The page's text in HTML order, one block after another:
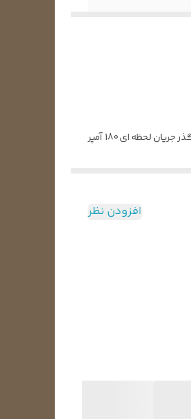
کنتاکتور کولر گازی 30 آمپر 3 پل برند OG COOL ، یک کنتاکتور با تیغه های تماما ساخته شده از مس می باشد. این کنتاکتور از نوع بوبین 220 ولت بوده و تحمل گذر جریان لحظه ای 180 آمپر
کنتاکتور کولر گازی 40 آمپر اوجی کول دارای سه کنتاکت جداگانه می باشد و می‌تواند دو مسیر را همزمان قطع و وصل کند. وجود سوکت های سایز استاندار 6 میلی‌متر و همچنین وجود
افزودن نظر